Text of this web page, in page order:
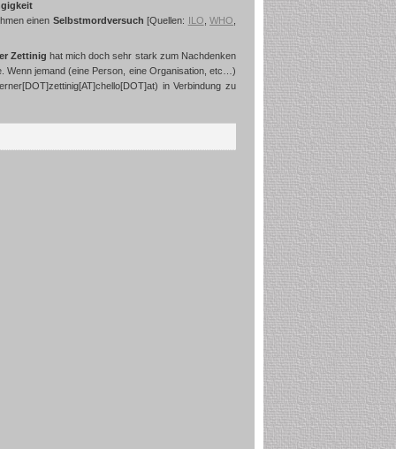
einen Selbstmordversuch [Quellen: ILO ,WHO
Zettinig hat mich doch sehr stark zum Nachdenken
Wenn jemand (eine Person, eine Organisation, etc…)
in Verbindung zu